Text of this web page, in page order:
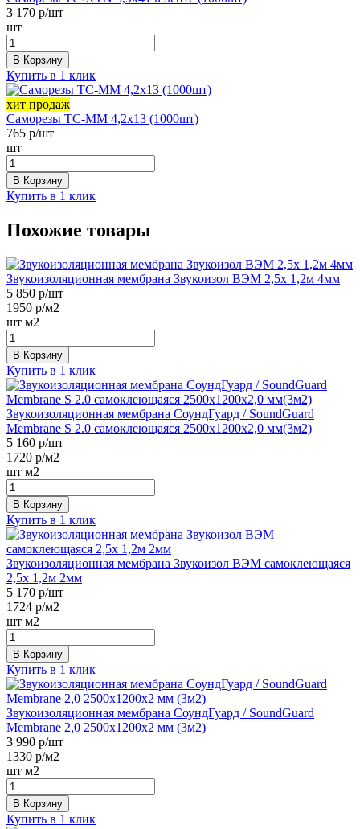
3 170 р/шт
шт
В Корзину
Купить в 1 клик
хит продаж
Саморезы ТС-ММ 4,2х13 (1000шт)
765 р/шт
шт
В Корзину
Купить в 1 клик
Похожие товары
Звукоизоляционная мембрана Звукоизол ВЭМ 2,5х 1,2м 4мм
5 850 р/шт
1950 р/м2
шт м2
В Корзину
Купить в 1 клик
Звукоизоляционная мембрана СоундГуард / SoundGuard
Membrane S 2.0 самоклеющаяся 2500х1200х2,0 мм(3м2)
5 160 р/шт
1720 р/м2
шт м2
В Корзину
Купить в 1 клик
Звукоизоляционная мембрана Звукоизол ВЭМ самоклеющаяся
2,5х 1,2м 2мм
5 170 р/шт
1724 р/м2
шт м2
В Корзину
Купить в 1 клик
Звукоизоляционная мембрана СоундГуард / SoundGuard
Membrane 2,0 2500х1200х2 мм (3м2)
3 990 р/шт
1330 р/м2
шт м2
В Корзину
Купить в 1 клик